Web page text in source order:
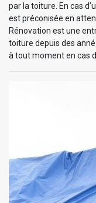
par la toiture. En cas
est préconisée en
Rénovation est une
toiture depuis des
à tout moment en cas